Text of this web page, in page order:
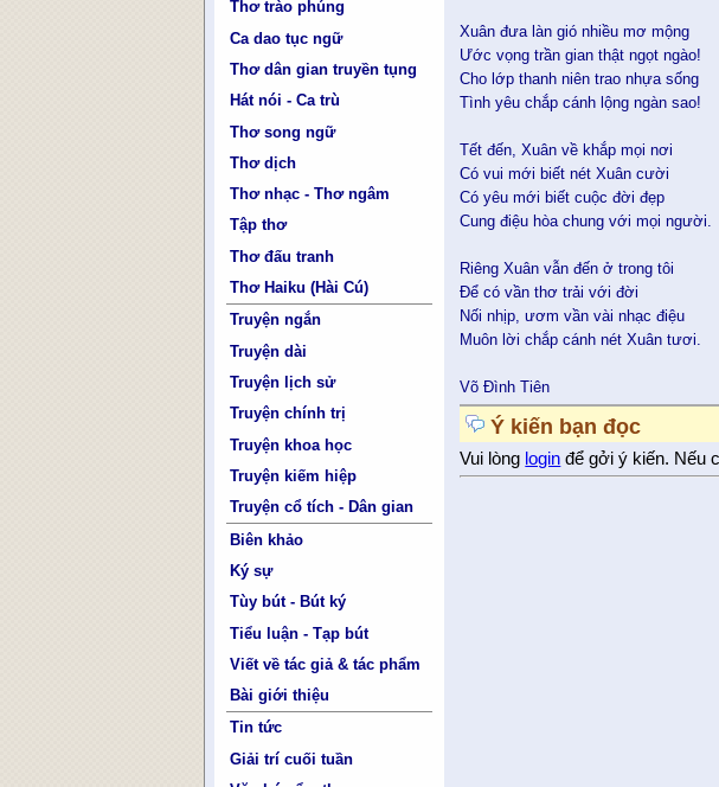
Thơ trào phúng
Ca dao tục ngữ
Thơ dân gian truyền tụng
Hát nói - Ca trù
Thơ song ngữ
Thơ dịch
Thơ nhạc - Thơ ngâm
Tập thơ
Thơ đấu tranh
Thơ Haiku (Hài Cú)
Truyện ngắn
Truyện dài
Truyện lịch sử
Truyện chính trị
Truyện khoa học
Truyện kiếm hiệp
Truyện cổ tích - Dân gian
Biên khảo
Ký sự
Tùy bút - Bút ký
Tiểu luận - Tạp bút
Viết về tác giả & tác phẩm
Bài giới thiệu
Tin tức
Giải trí cuối tuần
Xuân đưa làn gió nhiều mơ mộng
Ước vọng trần gian thật ngọt ngào!
Cho lớp thanh niên trao nhựa sống
Tình yêu chắp cánh lộng ngàn sao!
Tết đến, Xuân về khắp mọi nơi
Có vui mới biết nét Xuân cười
Có yêu mới biết cuộc đời đẹp
Cung điệu hòa chung với mọi người.
Riêng Xuân vẫn đến ở trong tôi
Để có vần thơ trải với đời
Nối nhịp, ươm vần vài nhạc điệu
Muôn lời chắp cánh nét Xuân tươi.
Võ Đình Tiên
Ý kiến bạn đọc
Vui lòng login để gởi ý kiến. Nếu